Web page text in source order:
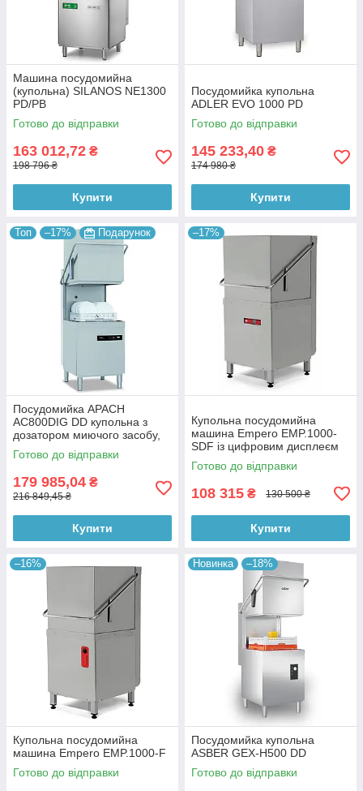
Машина посудомийна
(купольна) SILANOS NE1300
PD/PB
Готово до відправки
163 012,72 ₴
198 796 ₴
Купити
Посудомийка купольна
ADLER EVO 1000 PD
Готово до відправки
145 233,40 ₴
174 980 ₴
Купити
Топ –17% Подарунок
Посудомийка APACH
AC800DIG DD купольна з
дозатором миючого засобу,
електронна панель
керування
Готово до відправки
179 985,04 ₴
216 849,45 ₴
Купити
–17%
Купольна посудомийна
машина Empero EMP.1000-
SDF із цифровим дисплеєм
керування
Готово до відправки
108 315 ₴ 130 500 ₴
Купити
–16%
Купольна посудомийна
машина Empero EMP.1000-F
Готово до відправки
Новинка –18%
Посудомийка купольна
ASBER GEX-H500 DD
Готово до відправки